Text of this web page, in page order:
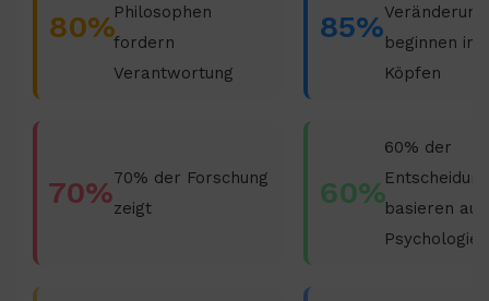
80%Philosophen
fordern
Verantwortung
85%beginnen in
Köpfen
70%70% der Forschung
zeigt
60%
60% der
basieren auf
Psychologie